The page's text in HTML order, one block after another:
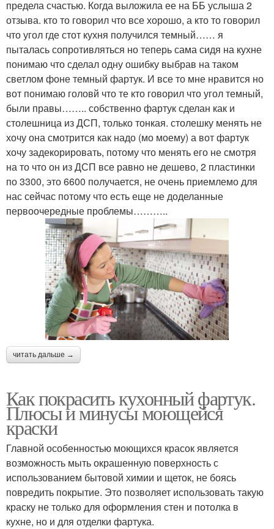
предела счастью. Когда выложила ее на ББ услыша 2
отзыва. кто то говорил что все хорошо, а кто то говорил
что угол где стот кухня получился темный…… я
пыталась сопротивляться но теперь сама сидя на кухне
понимаю что сделал одну ошибку выбрав на таком
светлом фоне темный фартук. И все то мне нравится но
вот понимаю головй что те кто говорил что угол темный,
были правы…….. собственно фартук сделан как и
столешница из ДСП, только тонкая. столешку менять не
хочу она смотрится как надо (мо моему) а вот фартук
хочу задекорировать, потому что менять его не смотря
на то что он из ДСП все равно не дешево, 2 пластинки
по 3300, это 6600 получается, не очень приемлемо для
нас сейчас потому что есть еще не доделанные
первоочередные проблемы………..
читать дальше →
Как покрасить кухонный фартук.
Плюсы и минусы моющейся
краски
Главной особенностью моющихся красок является
возможность мыть окрашенную поверхность с
использованием бытовой химии и щеток, не боясь
повредить покрытие. Это позволяет использовать такую
краску не только для оформления стен и потолка в
кухне, но и для отделки фартука.